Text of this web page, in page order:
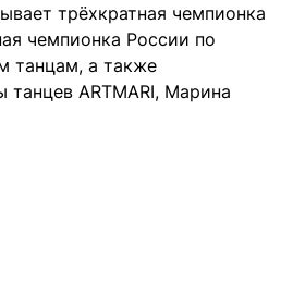
трёхкратная чемпионка
чемпионка России по
танцам, а также
танцев ARTMARI, Марина